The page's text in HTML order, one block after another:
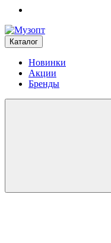
Каталог
Новинки
Акции
Бренды